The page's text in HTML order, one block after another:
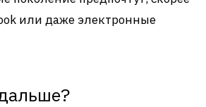
или даже электронные